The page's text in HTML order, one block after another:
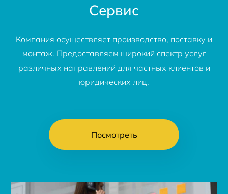
Сервис
Компания осуществляет производство, поставку и
монтаж. Предоставляем широкий спектр услуг
различных направлений для частных клиентов и
юридических лиц.
Посмотреть